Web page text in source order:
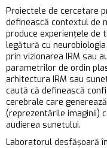
Proiectele de cercetare
definească contextul de
produce experiențele de
legătură cu
prin vizionarea IRM sau
parametrilor de ordin
arhitectura IRM sau
caută că definească
cerebrale care
(reprezentările imaginii)
audierea sunetului.
Laboratorul desfășoară